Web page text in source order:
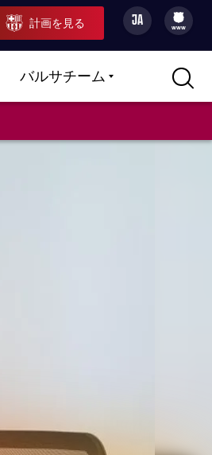
計画を見る JA
filled-badge
www
バルサチームLABEL.ARIA.CARETDOWN